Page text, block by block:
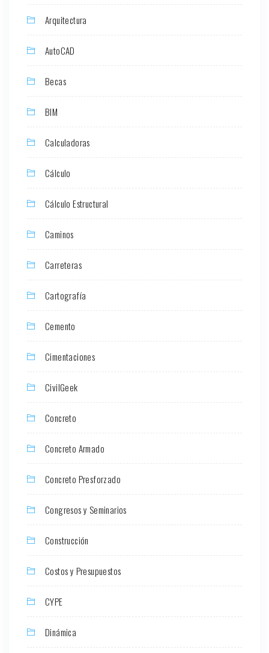
Arquitectura
AutoCAD
Becas
BIM
Calculadoras
Cálculo
Cálculo Estructural
Caminos
Carreteras
Cartografía
Cemento
Cimentaciones
CivilGeek
Concreto
Concreto Armado
Concreto Presforzado
Congresos y Seminarios
Construcción
Costos y Presupuestos
CYPE
Dinámica